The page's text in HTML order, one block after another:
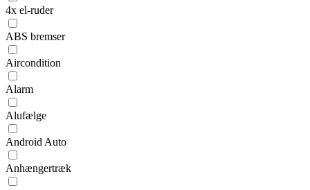
4x el-ruder
ABS bremser
Aircondition
Alarm
Alufælge
Android Auto
Anhængertræk